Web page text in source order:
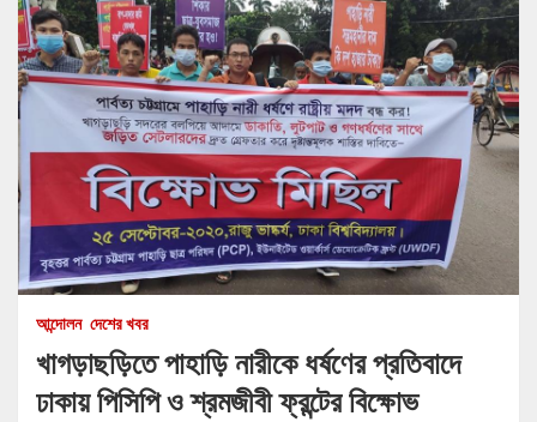
আন্দোলন দেশের খবর
খাগড়াছড়িতে পাহাড়ি নারীকে ধর্ষণের প্রতিবাদে
ঢাকায় পিসিপি ও শ্রমজীবী ফ্রন্টের বিক্ষোভ